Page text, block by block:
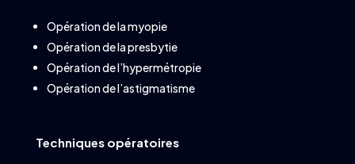
Opération de la myopie
Opération de la presbytie
Opération de l’hypermétropie
Opération de l’astigmatisme
Techniques opératoires